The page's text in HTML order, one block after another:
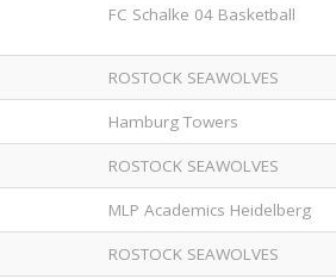
FC Schalke 04 Basketball
ROSTOCK SEAWOLVES
Hamburg Towers
ROSTOCK SEAWOLVES
MLP Academics Heidelberg
ROSTOCK SEAWOLVES